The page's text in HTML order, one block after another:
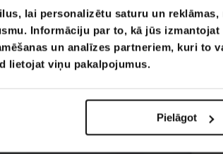
lai personalizētu saturu un
Informāciju par to, kā jūs
un analīzes partneriem, kuri to
lietojat viņu pakalpojumus.
Pielāgot